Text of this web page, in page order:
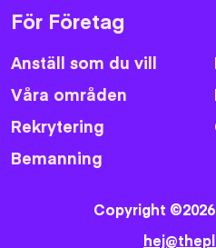
För Företag
Anställ som du vill
Våra områden
Rekrytering
Bemanning
Copyright